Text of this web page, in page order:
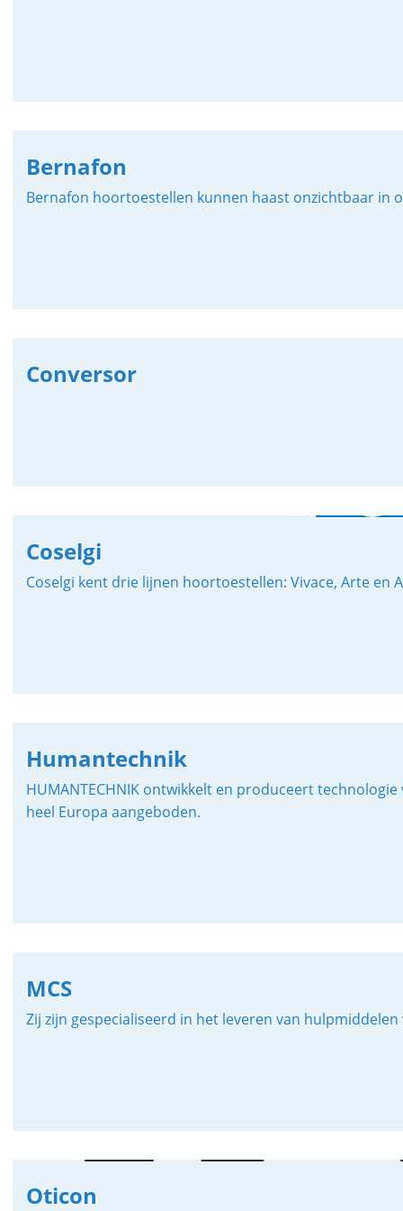
Bernafon
Bernafon hoortoestellen kunnen haast onzichtbaar in
Conversor
Coselgi
Coselgi kent drie lijnen hoortoestellen: Vivace, Arte en
Humantechnik
HUMANTECHNIK ontwikkelt en produceert
heel Europa aangeboden.
MCS
Zij zijn gespecialiseerd in het leveren van
Oticon